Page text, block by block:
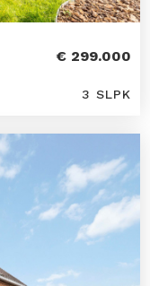
€ 299.000
3 SLPK